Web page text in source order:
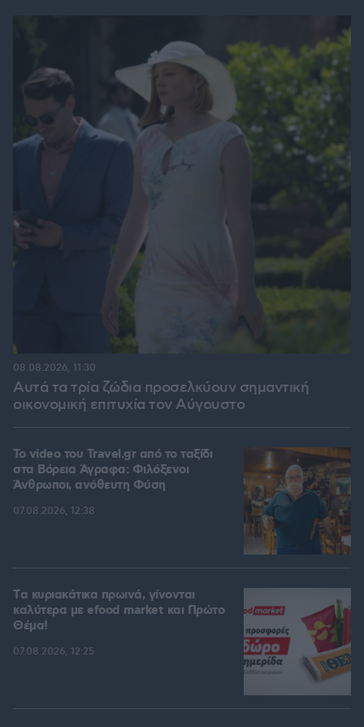
Αυτά τα τρία ζώδια προσελκύουν σημαντική
οικονομική επιτυχία τον Αύγουστο
08.08.2026, 11:30
To video του Travel.gr από το ταξίδι
στα Βόρεια Άγραφα: Φιλόξενοι
Άνθρωποι, ανόθευτη Φύση
07.08.2026, 12:38
Tα κυριακάτικα πρωινά, γίνονται
καλύτερα με efood market και Πρώτο
Θέμα!
07.08.2026, 12:25